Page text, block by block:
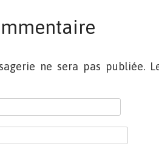
ne sera pas publiée.